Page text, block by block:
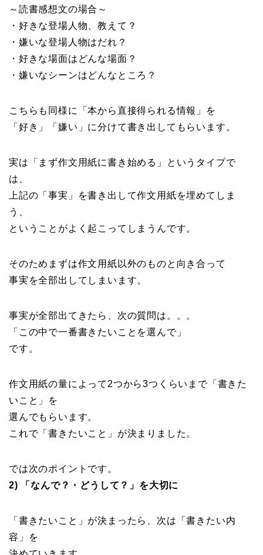
～読書感想文の場合～
・好きな登場人物、教えて？
・嫌いな登場人物はだれ？
・好きな場面はどんな場面？
・嫌いなシーンはどんなところ？
こちらも同様に「本から直接得られる情報」を
「好き」「嫌い」に分けて書き出してもらいます。
実は「まず作文用紙に書き始める」というタイプで
は、
上記の「事実」を書き出して作文用紙を埋めてしま
う、
ということがよく起こってしまうんです。
そのためまずは作文用紙以外のものと向き合って
事実を全部出してしまいます。
事実が全部出てきたら、次の質問は。。。
「この中で一番書きたいことを選んで」
です。
作文用紙の量によって2つから3つくらいまで「書きた
いこと」を
選んでもらいます。
これで「書きたいこと」が決まりました。
では次のポイントです。
2) 「なんで？・どうして？」を大切に
「書きたいこと」が決まったら、次は「書きたい内
容」を